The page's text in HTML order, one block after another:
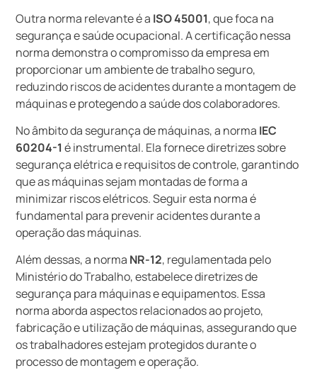
Outra norma relevante é a ISO 45001, que foca na
segurança e saúde ocupacional. A certificação nessa
norma demonstra o compromisso da empresa em
proporcionar um ambiente de trabalho seguro,
reduzindo riscos de acidentes durante a montagem de
máquinas e protegendo a saúde dos colaboradores.
No âmbito da segurança de máquinas, a norma IEC
60204-1 é instrumental. Ela fornece diretrizes sobre
segurança elétrica e requisitos de controle, garantindo
que as máquinas sejam montadas de forma a
minimizar riscos elétricos. Seguir esta norma é
fundamental para prevenir acidentes durante a
operação das máquinas.
Além dessas, a norma NR-12, regulamentada pelo
Ministério do Trabalho, estabelece diretrizes de
segurança para máquinas e equipamentos. Essa
norma aborda aspectos relacionados ao projeto,
fabricação e utilização de máquinas, assegurando que
os trabalhadores estejam protegidos durante o
processo de montagem e operação.